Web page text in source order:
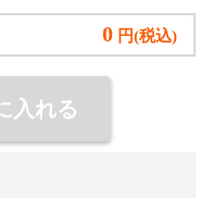
0 円(税込)
入れる